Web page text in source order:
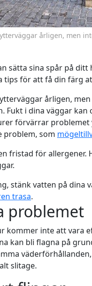
årligen, men
sätta sina spår på
tips för att få din färg
årligen,
Fukt i dina väggar
förvärrar
problem, som
fristad för
stänk vatten på dina
trasa.
problemet
kommer inte att vara
kan bli flagna på
väderförhållanden,
slitage.